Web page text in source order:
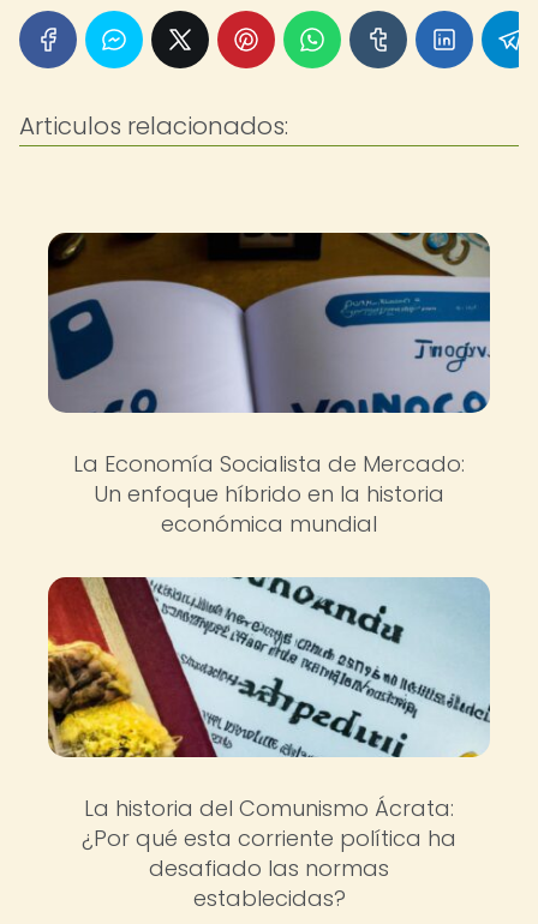
Articulos relacionados:
La Economía Socialista de Mercado:
Un enfoque híbrido en la historia
económica mundial
La historia del Comunismo Ácrata:
¿Por qué esta corriente política ha
desafiado las normas
establecidas?